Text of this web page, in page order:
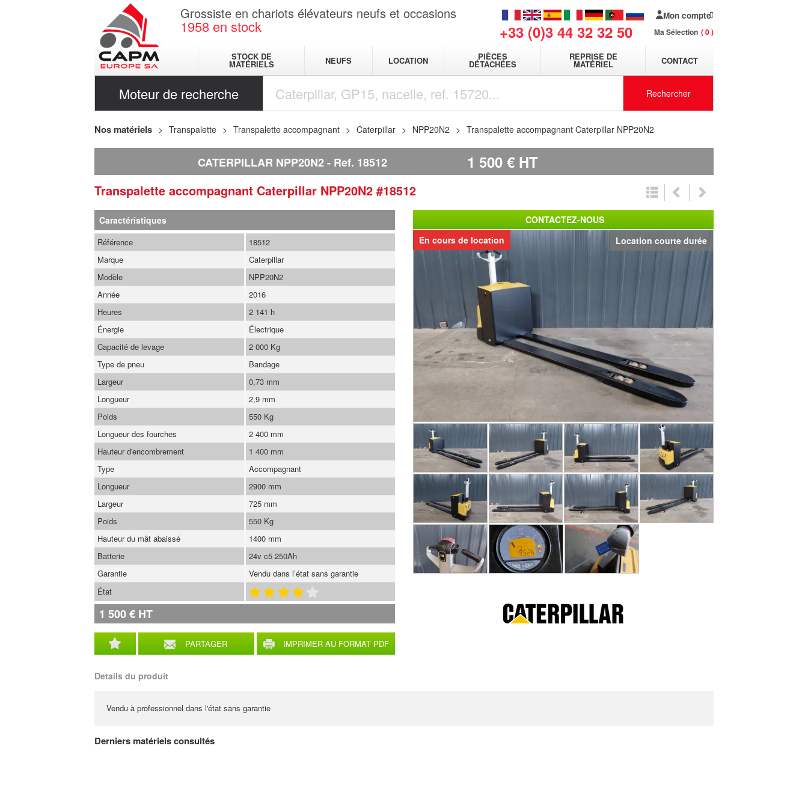
Grossiste en chariots élévateurs neufs et occasions
1958 en stock +33 (0)3 44 32 32 50
Mon compte
Ma Sélection 0
STOCK DE
MATÉRIELS NEUFS LOCATION PIÈCES
DÉTACHÉES
REPRISE DE
MATÉRIEL CONTACT
Moteur de recherche Rechercher
Nos matériels Transpalette Transpalette accompagnant Caterpillar NPP20N2 Transpalette accompagnant Caterpillar NPP20N2
CATERPILLAR NPP20N2 Ref. 18512 1 500 € HT
Transpalette accompagnant Caterpillar NPP20N2 #18512
Location courte durée
En cours de location
Caractéristiques
PARTAGER IMPRIMER AU FORMAT PDF
Référence
18512
Marque
Caterpillar
Modèle
NPP20N2
Année
2016
Heures
2 141 h
Énergie
Électrique
Capacité de levage
2 000 Kg
Type de pneu
Bandage
Largeur
0,73 mm
Longueur
2,9 mm
Poids
550 Kg
Longueur des fourches
2 400 mm
Hauteur d'encombrement
1 400 mm
Type
Accompagnant
Longueur
2900 mm
Largeur
725 mm
Poids
550 Kg
Hauteur du mât abaissé
1400 mm
Batterie
24v c5 250Ah
Garantie
Vendu dans l’état sans garantie
État
1 500€ HT
Details du produit
Vendu à professionnel dans l'état sans garantie
CONTACTEZ-NOUS
Derniers matériels consultés